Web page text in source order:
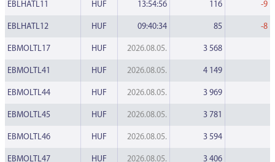
EBLHATL11 HUF 13:54:56 116 -9
EBLHATL12 HUF 09:40:34 85 -8
EBMOLTL17 HUF 2026.08.05. 3 568
EBMOLTL41 HUF 2026.08.05. 4 149
EBMOLTL44 HUF 2026.08.05. 3 969
EBMOLTL45 HUF 2026.08.05. 3 781
EBMOLTL46 HUF 2026.08.05. 3 594
EBMOLTL47 HUF 2026.08.05. 3 406